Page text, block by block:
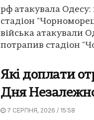
рф атакувала
стадіон
війська атакували
потрапив стадіон
Які доплати
Дня
7 СЕРПНЯ, 2026 / 15:58